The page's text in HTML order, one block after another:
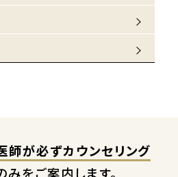
師が必ずカウンセリング
をご案内します。